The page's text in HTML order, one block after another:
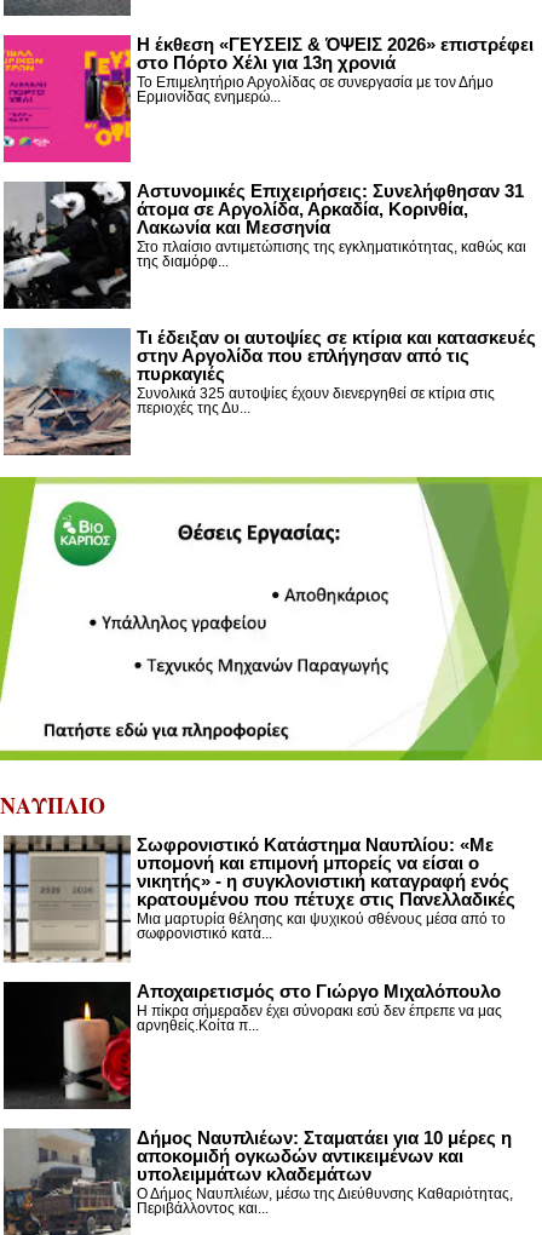
Η έκθεση «ΓΕΥΣΕΙΣ & ΌΨΕΙΣ 2026» επιστρέφει
στο Πόρτο Χέλι για 13η χρονιά
Το Επιμελητήριο Αργολίδας σε συνεργασία με τον Δήμο
Ερμιονίδας ενημερώ...
Αστυνομικές Επιχειρήσεις: Συνελήφθησαν 31
άτομα σε Αργολίδα, Αρκαδία, Κορινθία,
Λακωνία και Μεσσηνία
Στο πλαίσιο αντιμετώπισης της εγκληματικότητας, καθώς και
της διαμόρφ...
Τι έδειξαν οι αυτοψίες σε κτίρια και κατασκευές
στην Αργολίδα που επλήγησαν από τις
πυρκαγιές
Συνολικά 325 αυτοψίες έχουν διενεργηθεί σε κτίρια στις
περιοχές της Δυ...
ΝΑΥΠΛΙΟ
Σωφρονιστικό Κατάστημα Ναυπλίου: «Με
υπομονή και επιμονή μπορείς να είσαι ο
νικητής» - η συγκλονιστική καταγραφή ενός
κρατουμένου που πέτυχε στις Πανελλαδικές
Μια μαρτυρία θέλησης και ψυχικού σθένους μέσα από το
σωφρονιστικό κατά...
Αποχαιρετισμός στο Γιώργο Μιχαλόπουλο
Η πίκρα σήμεραδεν έχει σύνορακι εσύ δεν έπρεπε να μας
αρνηθείς.Κοίτα π...
Δήμος Ναυπλιέων: Σταματάει για 10 μέρες η
αποκομιδή ογκωδών αντικειμένων και
υπολειμμάτων κλαδεμάτων
Ο Δήμος Ναυπλιέων, μέσω της Διεύθυνσης Καθαριότητας,
Περιβάλλοντος και...